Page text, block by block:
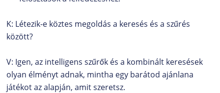
K: Létezik-e köztes megoldás a keresés és a szűrés
között?
V: Igen, az intelligens szűrők és a kombinált keresések
olyan élményt adnak, mintha egy barátod ajánlana
játékot az alapján, amit szeretsz.